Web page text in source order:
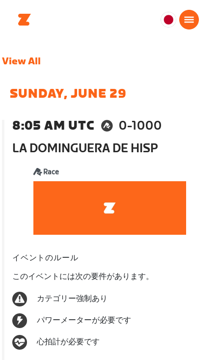
日
View All
SUNDAY, JUNE 29
8:05 AM UTC
0-1000
LA DOMINGUERA DE HISP
Race
イベントのルール
このイベントには次の要件があります。
カテゴリー強制あり
パワーメーターが必要です
心拍計が必要です